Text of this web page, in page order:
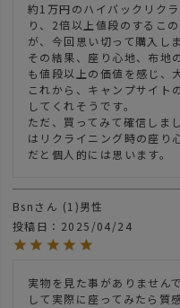
約1万円のハイバックリク
り、2倍以上値段のするこ
が、今回思い切って購入し
その結果、座り心地、布地
も値段以上の価値を感じ、
これから、キャンプサイト
してくれそうです。
ただ、買ってみて確信しま
はリクライニング時の座り
だと個人的には思います。
Bsn 1
男性
投稿日
2025/04/24
実物を見た事がありません
して実際に座ってみたら質